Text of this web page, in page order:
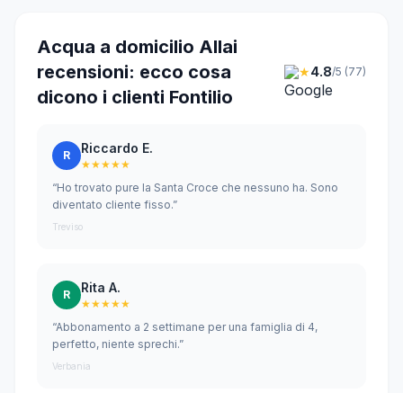
Acqua a domicilio Allai
recensioni: ecco cosa
dicono i clienti Fontilio
★4.8/5 (77)
R Riccardo E.
★★★★★
“Ho trovato pure la Santa Croce che nessuno ha. Sono
diventato cliente fisso.”
Treviso
R Rita A.
★★★★★
“Abbonamento a 2 settimane per una famiglia di 4,
perfetto, niente sprechi.”
Verbania